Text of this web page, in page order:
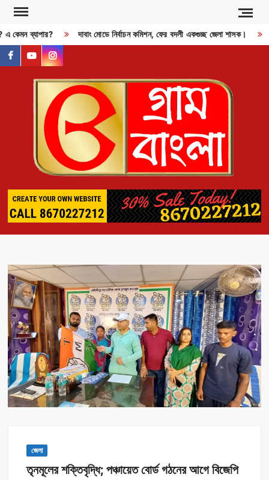
Skip
content
কেমন ব্যাপার? দাবাং মোডে নির্বাচন কমিশন, ফের বদলী একগুচ্ছ জেলা শাসক।
facebook
youtubeinstagram
জেলা
তৃনমূলের শক্তিবৃদ্ধি; পঞ্চায়েত বোর্ড গঠনের আগে বিজেপি